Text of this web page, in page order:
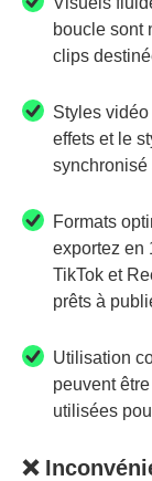
boucle sont
clips
Styles
effets et le
synchronisé
Formats
exportez en
TikTok et
prêts à
Utilisation
peuvent
utilisées
❌